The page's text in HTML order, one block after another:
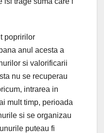
popririlor
anul acesta a
si valorificarii
nu se recuperau
intrarea in
mult timp, perioada
si se organizau
puteau fi